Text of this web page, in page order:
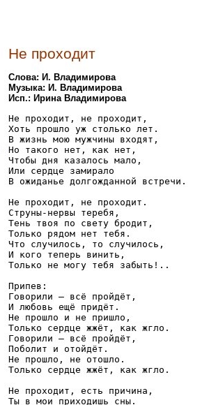
Не проходит
Слова: И. Владимирова
Музыка: И. Владимирова
Исп.: Ирина Владимирова
Не проходит, не проходит,
Хоть прошло уж столько лет.
В жизнь мою мужчины входят,
Но такого нет, как нет,
Чтобы дня казалось мало,
Или сердце замирало
В ожиданье долгожданной встречи.
Не проходит, не проходит.
Струны-нервы теребя,
Тень твоя по свету бродит,
Только рядом нет тебя.
Что случилось, то случилось,
И кого теперь винить,
Только не могу тебя забыть!..
Припев:
Говорили – всё пройдёт,
И любовь ещё придёт.
Не прошло и не пришло,
Только сердце жжёт, как жгло.
Говорили – всё пройдёт,
Поболит и отойдёт.
Не прошло, не отошло.
Только сердце жжёт, как жгло.
Не проходит, есть причина,
Ты в мои приходишь сны.